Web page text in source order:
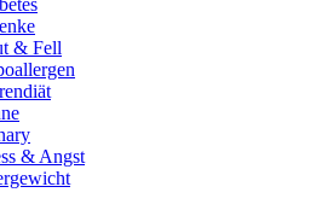
& Fell
& Angst